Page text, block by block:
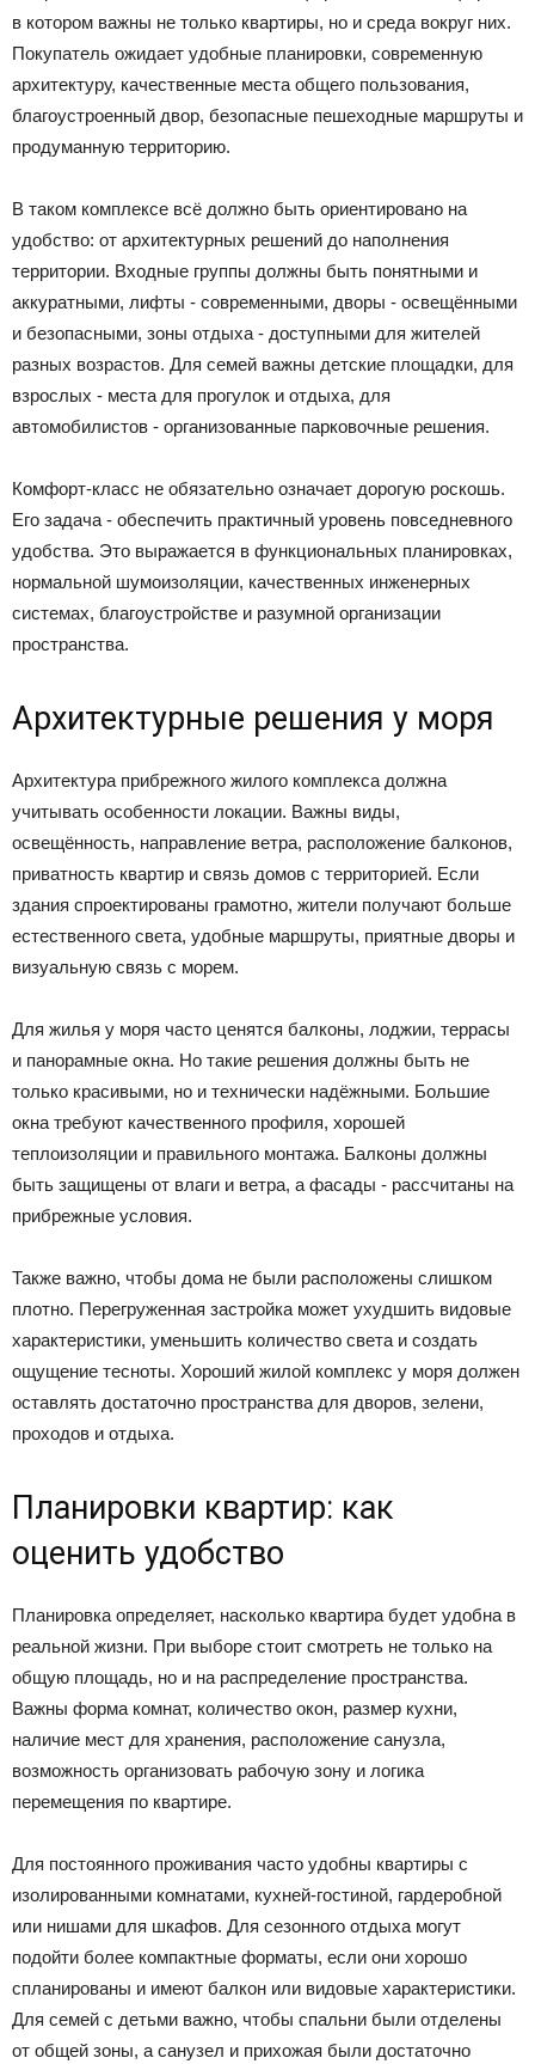
в котором важны не только квартиры, но и среда вокруг них.
Покупатель ожидает удобные планировки, современную
архитектуру, качественные места общего пользования,
благоустроенный двор, безопасные пешеходные маршруты и
продуманную территорию.
В таком комплексе всё должно быть ориентировано на
удобство: от архитектурных решений до наполнения
территории. Входные группы должны быть понятными и
аккуратными, лифты - современными, дворы - освещёнными
и безопасными, зоны отдыха - доступными для жителей
разных возрастов. Для семей важны детские площадки, для
взрослых - места для прогулок и отдыха, для
автомобилистов - организованные парковочные решения.
Комфорт-класс не обязательно означает дорогую роскошь.
Его задача - обеспечить практичный уровень повседневного
удобства. Это выражается в функциональных планировках,
нормальной шумоизоляции, качественных инженерных
системах, благоустройстве и разумной организации
пространства.
Архитектурные решения у моря
Архитектура прибрежного жилого комплекса должна
учитывать особенности локации. Важны виды,
освещённость, направление ветра, расположение балконов,
приватность квартир и связь домов с территорией. Если
здания спроектированы грамотно, жители получают больше
естественного света, удобные маршруты, приятные дворы и
визуальную связь с морем.
Для жилья у моря часто ценятся балконы, лоджии, террасы
и панорамные окна. Но такие решения должны быть не
только красивыми, но и технически надёжными. Большие
окна требуют качественного профиля, хорошей
теплоизоляции и правильного монтажа. Балконы должны
быть защищены от влаги и ветра, а фасады - рассчитаны на
прибрежные условия.
Также важно, чтобы дома не были расположены слишком
плотно. Перегруженная застройка может ухудшить видовые
характеристики, уменьшить количество света и создать
ощущение тесноты. Хороший жилой комплекс у моря должен
оставлять достаточно пространства для дворов, зелени,
проходов и отдыха.
Планировки квартир: как
оценить удобство
Планировка определяет, насколько квартира будет удобна в
реальной жизни. При выборе стоит смотреть не только на
общую площадь, но и на распределение пространства.
Важны форма комнат, количество окон, размер кухни,
наличие мест для хранения, расположение санузла,
возможность организовать рабочую зону и логика
перемещения по квартире.
Для постоянного проживания часто удобны квартиры с
изолированными комнатами, кухней-гостиной, гардеробной
или нишами для шкафов. Для сезонного отдыха могут
подойти более компактные форматы, если они хорошо
спланированы и имеют балкон или видовые характеристики.
Для семей с детьми важно, чтобы спальни были отделены
от общей зоны, а санузел и прихожая были достаточно